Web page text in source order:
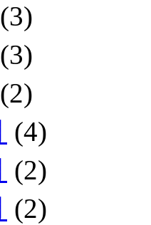
(3)
(3)
(2)
(4)
(2)
(2)